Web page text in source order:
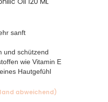
sanft
und schützend
wie Vitamin E
Hautgefühl
abweichend)